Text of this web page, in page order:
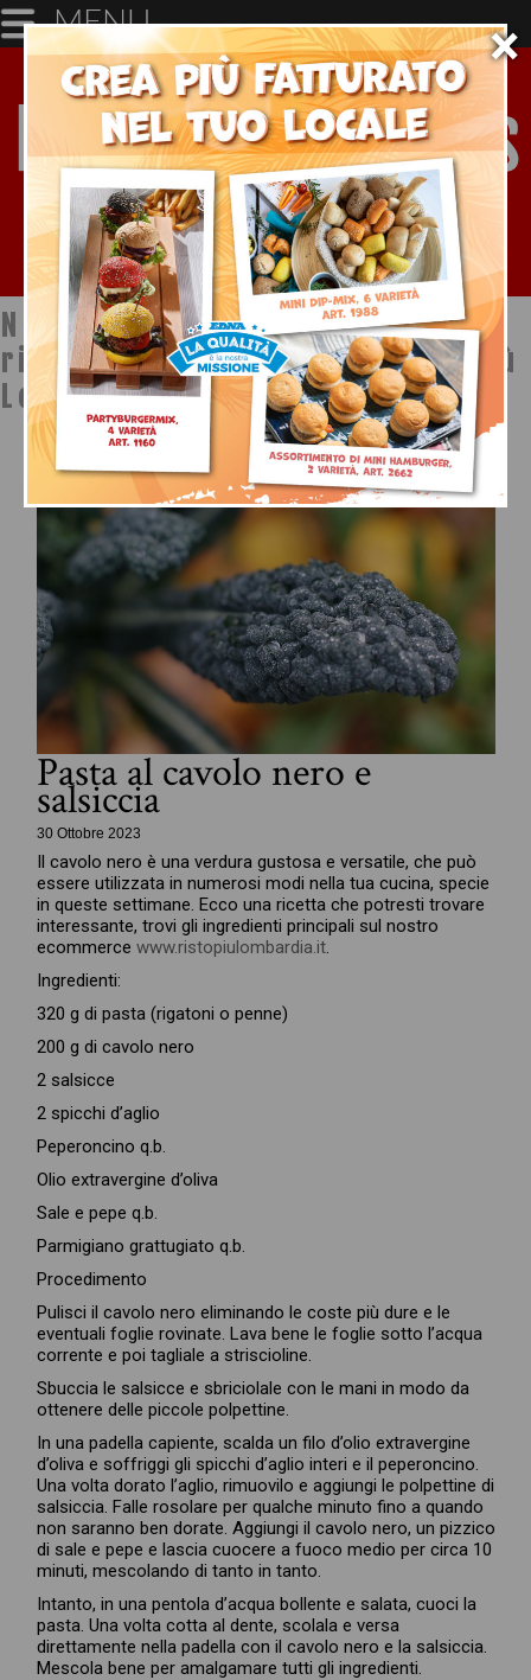
×
MENU
Notizie dal mondo della
ristorazione a cura di Ristopiù
Lombardia SpA
Pasta al cavolo nero e
salsiccia
30 Ottobre 2023
Il cavolo nero è una verdura gustosa e versatile, che può
essere utilizzata in numerosi modi nella tua cucina, specie
in queste settimane. Ecco una ricetta che potresti trovare
interessante, trovi gli ingredienti principali sul nostro
ecommerce www.ristopiulombardia.it.
Ingredienti:
320 g di pasta (rigatoni o penne)
200 g di cavolo nero
2 salsicce
2 spicchi d’aglio
Peperoncino q.b.
Olio extravergine d’oliva
Sale e pepe q.b.
Parmigiano grattugiato q.b.
Procedimento
Pulisci il cavolo nero eliminando le coste più dure e le
eventuali foglie rovinate. Lava bene le foglie sotto l’acqua
corrente e poi tagliale a striscioline.
Sbuccia le salsicce e sbriciolale con le mani in modo da
ottenere delle piccole polpettine.
In una padella capiente, scalda un filo d’olio extravergine
d’oliva e soffriggi gli spicchi d’aglio interi e il peperoncino.
Una volta dorato l’aglio, rimuovilo e aggiungi le polpettine di
salsiccia. Falle rosolare per qualche minuto fino a quando
non saranno ben dorate. Aggiungi il cavolo nero, un pizzico
di sale e pepe e lascia cuocere a fuoco medio per circa 10
minuti, mescolando di tanto in tanto.
Intanto, in una pentola d’acqua bollente e salata, cuoci la
pasta. Una volta cotta al dente, scolala e versa
direttamente nella padella con il cavolo nero e la salsiccia.
Mescola bene per amalgamare tutti gli ingredienti.